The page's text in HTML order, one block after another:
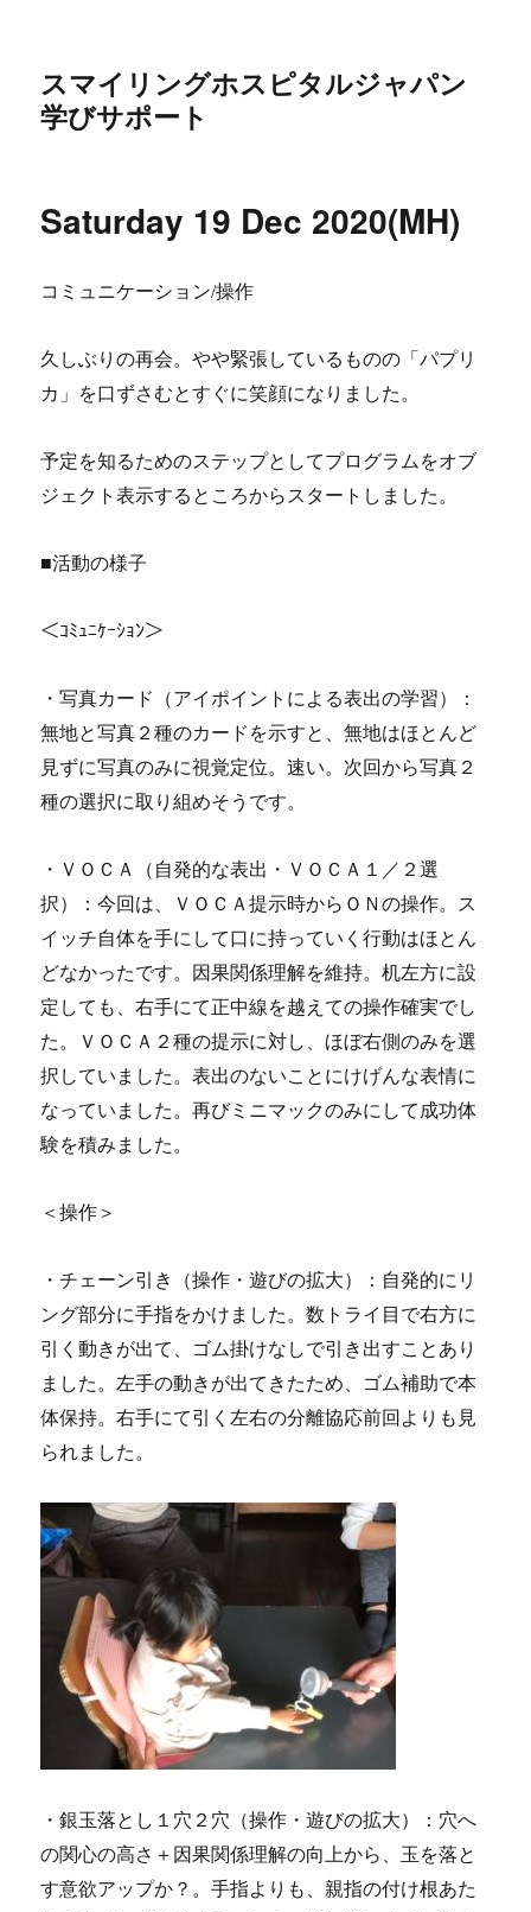
スマイリングホスピタルジャパン
学びサポート
Saturday 19 Dec 2020(MH)
コミュニケーション/操作
久しぶりの再会。やや緊張しているものの「パプリ
カ」を口ずさむとすぐに笑顔になりました。
予定を知るためのステップとしてプログラムをオブ
ジェクト表示するところからスタートしました。
■活動の様子
＜ｺﾐｭﾆｹｰｼｮﾝ＞
・写真カード（アイポイントによる表出の学習）：
無地と写真２種のカードを示すと、無地はほとんど
見ずに写真のみに視覚定位。速い。次回から写真２
種の選択に取り組めそうです。
・ＶＯＣＡ（自発的な表出・ＶＯＣＡ１／２選
択）：今回は、ＶＯＣＡ提示時からＯＮの操作。ス
イッチ自体を手にして口に持っていく行動はほとん
どなかったです。因果関係理解を維持。机左方に設
定しても、右手にて正中線を越えての操作確実でし
た。ＶＯＣＡ２種の提示に対し、ほぼ右側のみを選
択していました。表出のないことにけげんな表情に
なっていました。再びミニマックのみにして成功体
験を積みました。
＜操作＞
・チェーン引き（操作・遊びの拡大）：自発的にリ
ング部分に手指をかけました。数トライ目で右方に
引く動きが出て、ゴム掛けなしで引き出すことあり
ました。左手の動きが出てきたため、ゴム補助で本
体保持。右手にて引く左右の分離協応前回よりも見
られました。
・銀玉落とし１穴２穴（操作・遊びの拡大）：穴へ
の関心の高さ＋因果関係理解の向上から、玉を落と
す意欲アップか？。手指よりも、親指の付け根あた